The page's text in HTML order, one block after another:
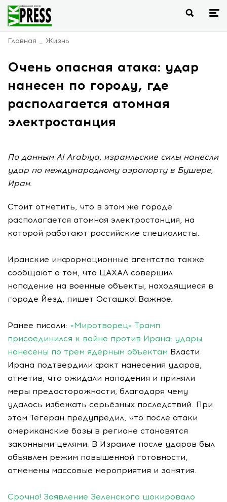
Главная Жизнь
Очень опасная атака: удар
нанесен по городу, где
располагается атомная
электростанция
По данным Al Arabiya, израильские силы нанесли
удар по международному аэропорту в Бушере,
Иран.
Стоит отметить, что в этом же городе
располагается атомная электростанция, на
которой работают российские специалисты.
Иранские информационные агентства также
сообщают о том, что ЦАХАЛ совершил
нападение на военные объекты, находящиеся в
городе Йезд, пишет Осташко! Важное.
Ранее писали: «Миротворец» Трамп
присоединился к войне против Ирана: удары
нанесены по трем ядерным объектам Власти
Ирана подтвердили факт нанесения ударов,
отметив, что ожидали нападения и приняли
меры предосторожности, благодаря чему
удалось избежать серьёзных последствий. При
этом Тегеран предупредил, что после атаки
американские базы в регионе становятся
законными целями. В Израиле после ударов был
объявлен режим повышенной готовности,
отменены массовые мероприятия и занятия.
Срочно! Заявление Зеленского шокировало